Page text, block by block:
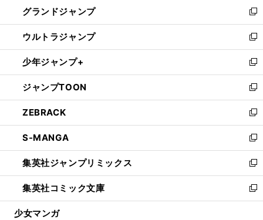
で
開
く
ド
ウ
で
開
く
ィ
ン
ド
ウ
で
開
く
い
ウ
ィ
ン
ド
ウ
で
開
く
グランドジャンプ
新
し
い
ウ
ィ
ン
ド
ウ
で
開
く
ウルトラジャンプ
新
し
い
ウ
ィ
ン
ド
ウ
で
開
く
少年ジャンプ+
新
し
い
ウ
ィ
ン
ド
ウ
で
開
く
ジャンプTOON
新
し
い
ウ
ィ
ン
ド
ウ
で
開
ZEBRACK
新
し
い
ウ
ィ
ン
ド
ウ
S-MANGA
新
し
い
ウ
ィ
ン
集英社ジャンプリミックス
新
し
い
ウ
集英社コミック文庫
新
し
少女マンガ